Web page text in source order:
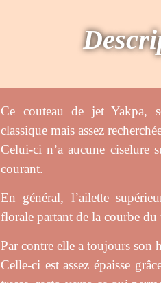
Ce couteau de jet Yakpa,
classique mais assez
Celui-ci n’a aucune ciselure
courant.
En général, l’ailette
florale partant de la courbe
Par contre elle a toujours son
Celle-ci est assez épaisse